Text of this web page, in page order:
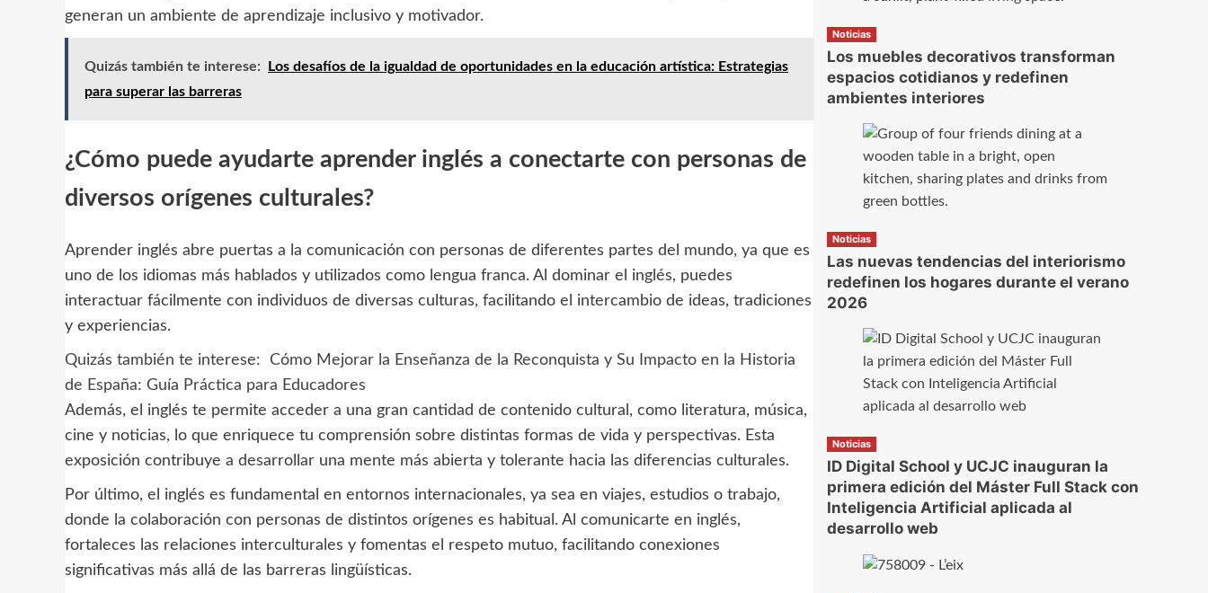
generan un ambiente de aprendizaje inclusivo y motivador.
Quizás también te interese:
Los desafíos de la igualdad de oportunidades en la educación artística: Estrategias
para superar las barreras
¿Cómo puede ayudarte aprender inglés a conectarte con personas de
diversos orígenes culturales?
Aprender inglés abre puertas a la comunicación con personas de diferentes partes del mundo, ya que es
uno de los idiomas más hablados y utilizados como lengua franca. Al dominar el inglés, puedes
interactuar fácilmente con individuos de diversas culturas, facilitando el intercambio de ideas, tradiciones
y experiencias.
Quizás también te interese:
Cómo Mejorar la Enseñanza de la Reconquista y Su Impacto en la Historia
de España: Guía Práctica para Educadores
Además, el inglés te permite acceder a una gran cantidad de contenido cultural, como literatura, música,
cine y noticias, lo que enriquece tu comprensión sobre distintas formas de vida y perspectivas. Esta
exposición contribuye a desarrollar una mente más abierta y tolerante hacia las diferencias culturales.
Por último, el inglés es fundamental en entornos internacionales, ya sea en viajes, estudios o trabajo,
donde la colaboración con personas de distintos orígenes es habitual. Al comunicarte en inglés,
fortaleces las relaciones interculturales y fomentas el respeto mutuo, facilitando conexiones
significativas más allá de las barreras lingüísticas.
Noticias
Los muebles decorativos transforman
espacios cotidianos y redefinen
ambientes interiores
Noticias
Las nuevas tendencias del interiorismo
redefinen los hogares durante el verano
2026
Noticias
ID Digital School y UCJC inauguran la
primera edición del Máster Full Stack con
Inteligencia Artificial aplicada al
desarrollo web